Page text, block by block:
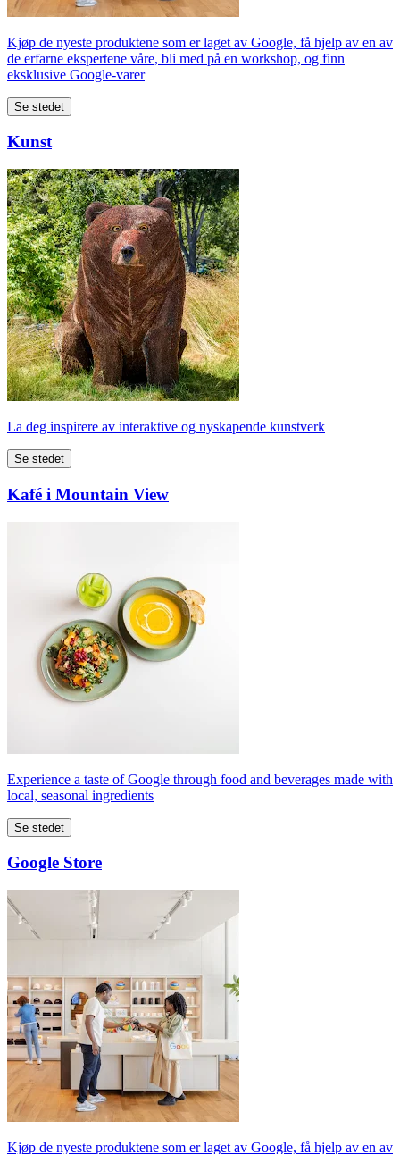
Kjøp de nyeste produktene som er laget av Google, få hjelp av en av
de erfarne ekspertene våre, bli med på en workshop, og finn
eksklusive Google-varer
Se stedet
Kunst
La deg inspirere av interaktive og nyskapende kunstverk
Se stedet
Kafé i Mountain View
Experience a taste of Google through food and beverages made with
local, seasonal ingredients
Se stedet
Google Store
Kjøp de nyeste produktene som er laget av Google, få hjelp av en av